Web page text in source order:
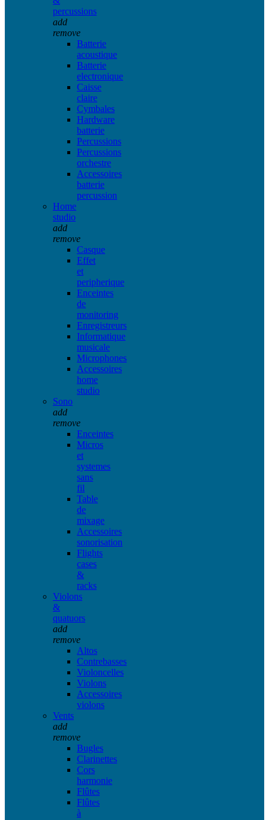
percussions
add
remove
Batterie
acoustique
Batterie
electronique
Caisse
claire
Cymbales
Hardware
batterie
Percussions
Percussions
orchestre
Accessoires
batterie
percussion
Home
studio
add
remove
Casque
Effet
et
peripherique
Enceintes
de
monitoring
Enregistreurs
Informatique
musicale
Microphones
Accessoires
home
studio
Sono
add
remove
Enceintes
Micros
et
systemes
sans
fil
Table
de
mixage
Accessoires
sonorisation
Flights
cases
&
racks
Violons
&
quatuors
add
remove
Altos
Contrebasses
Violoncelles
Violons
Accessoires
violons
Vents
add
remove
Bugles
Clarinettes
Cors
harmonie
Flûtes
Flûtes
à